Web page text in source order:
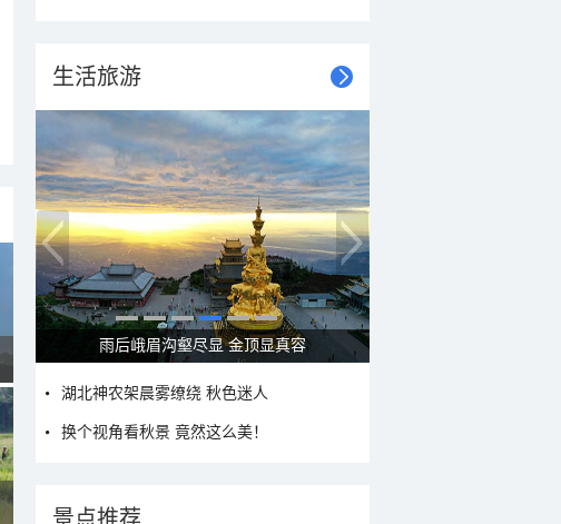
生活旅游
雨后峨眉沟壑尽显 金顶显真容
湖北神农架晨雾缭绕 秋色迷人
换个视角看秋景 竟然这么美！
景点推荐